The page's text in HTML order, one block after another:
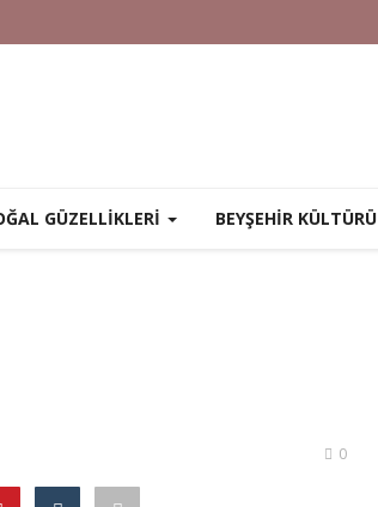
GÜZELLİKLERİ BEYŞEHİR KÜLTÜRÜ
0